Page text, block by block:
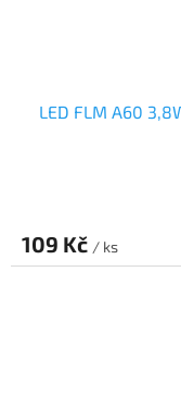
LED FLM A60
109 Kč / ks